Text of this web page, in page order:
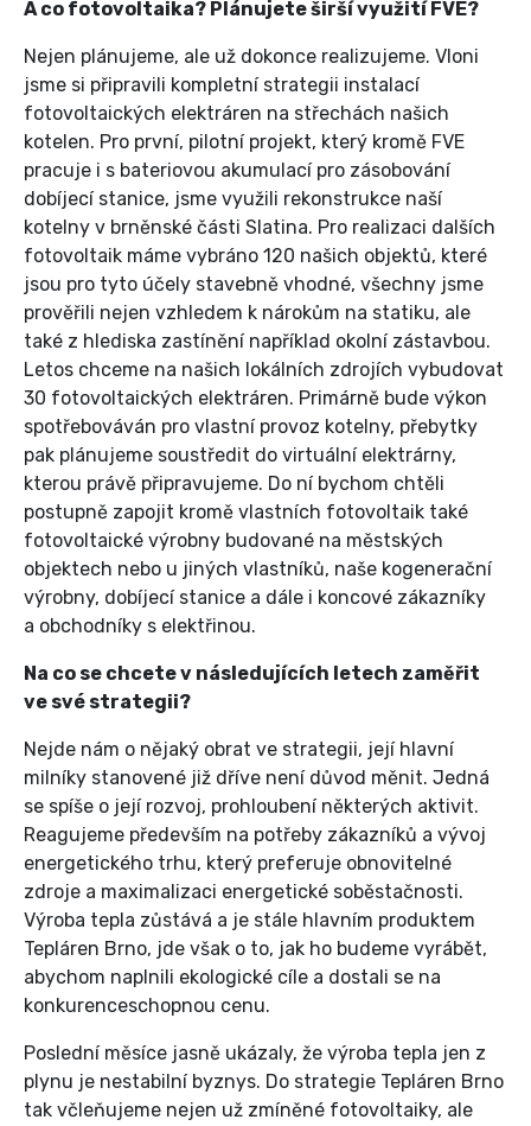
A co fotovoltaika? Plánujete širší využití FVE?
Nejen plánujeme, ale už dokonce realizujeme. Vloni
jsme si připravili kompletní strategii instalací
fotovoltaických elektráren na střechách našich
kotelen. Pro první, pilotní projekt, který kromě FVE
pracuje i s bateriovou akumulací pro zásobování
dobíjecí stanice, jsme využili rekonstrukce naší
kotelny v brněnské části Slatina. Pro realizaci dalších
fotovoltaik máme vybráno 120 našich objektů, které
jsou pro tyto účely stavebně vhodné, všechny jsme
prověřili nejen vzhledem k nárokům na statiku, ale
také z hlediska zastínění například okolní zástavbou.
Letos chceme na našich lokálních zdrojích vybudovat
30 fotovoltaických elektráren. Primárně bude výkon
spotřebováván pro vlastní provoz kotelny, přebytky
pak plánujeme soustředit do virtuální elektrárny,
kterou právě připravujeme. Do ní bychom chtěli
postupně zapojit kromě vlastních fotovoltaik také
fotovoltaické výrobny budované na městských
objektech nebo u jiných vlastníků, naše kogenerační
výrobny, dobíjecí stanice a dále i koncové zákazníky
a obchodníky s elektřinou.
Na co se chcete v následujících letech zaměřit
ve své strategii?
Nejde nám o nějaký obrat ve strategii, její hlavní
milníky stanovené již dříve není důvod měnit. Jedná
se spíše o její rozvoj, prohloubení některých aktivit.
Reagujeme především na potřeby zákazníků a vývoj
energetického trhu, který preferuje obnovitelné
zdroje a maximalizaci energetické soběstačnosti.
Výroba tepla zůstává a je stále hlavním produktem
Tepláren Brno, jde však o to, jak ho budeme vyrábět,
abychom naplnili ekologické cíle a dostali se na
konkurenceschopnou cenu.
Poslední měsíce jasně ukázaly, že výroba tepla jen z
plynu je nestabilní byznys. Do strategie Tepláren Brno
tak včleňujeme nejen už zmíněné fotovoltaiky, ale